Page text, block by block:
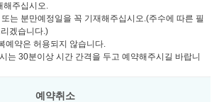
주십시오.
는 분만예정일을 꼭 기재해주십시오.(주수에 따른 필
겠습니다.)
예약은 허용되지 않습니다.
는 30분이상 시간 간격을 두고 예약해주시길 바랍니
예약취소